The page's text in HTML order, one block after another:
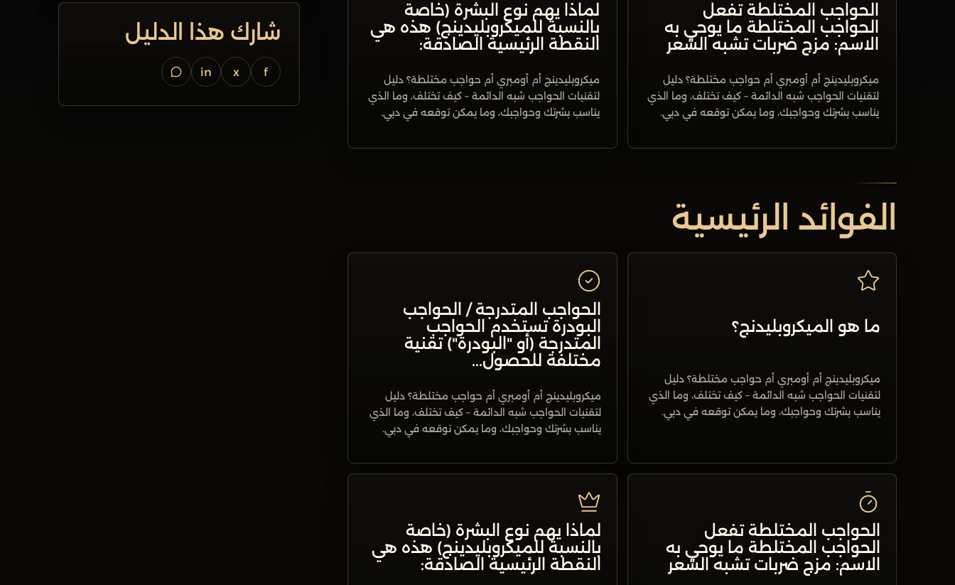
الحواجب المختلطة تفعل
الحواجب المختلطة ما يوحي به
الاسم: مزج ضربات تشبه الشعر
ميكروبليدينج أم أومبري أم حواجب مختلطة؟ دليل
لتقنيات الحواجب شبه الدائمة – كيف تختلف، وما الذي
يناسب بشرتك وحواجبك، وما يمكن توقعه في دبي.
لماذا يهم نوع البشرة (خاصة
بالنسبة للميكروبليدينج) هذه هي
النقطة الرئيسية الصادقة:
ميكروبليدينج أم أومبري أم حواجب مختلطة؟ دليل
لتقنيات الحواجب شبه الدائمة – كيف تختلف، وما الذي
يناسب بشرتك وحواجبك، وما يمكن توقعه في دبي.
الفوائد الرئيسية
ما هو الميكروبليدنج؟
ميكروبليدينج أم أومبري أم حواجب مختلطة؟ دليل
لتقنيات الحواجب شبه الدائمة – كيف تختلف، وما الذي
يناسب بشرتك وحواجبك، وما يمكن توقعه في دبي.
الحواجب المتدرجة / الحواجب
البودرة تستخدم الحواجب
المتدرجة (أو "البودرة") تقنية
مختلفة للحصول...
ميكروبليدينج أم أومبري أم حواجب مختلطة؟ دليل
لتقنيات الحواجب شبه الدائمة – كيف تختلف، وما الذي
يناسب بشرتك وحواجبك، وما يمكن توقعه في دبي.
الحواجب المختلطة تفعل
الحواجب المختلطة ما يوحي به
الاسم: مزج ضربات تشبه الشعر
لماذا يهم نوع البشرة (خاصة
بالنسبة للميكروبليدينج) هذه هي
النقطة الرئيسية الصادقة:
شارك هذا الدليل
f
x
in